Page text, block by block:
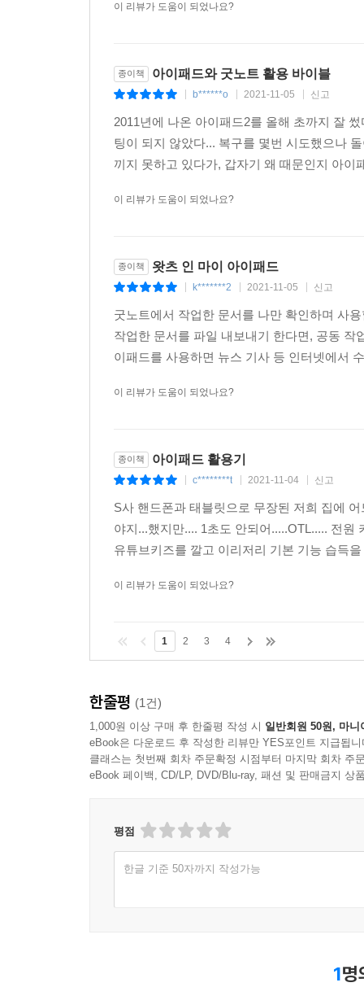
이 리뷰가 도움이 되었나요?
종이책 아이패드와 굿노트 활용 바이블
b******o 2021-11-05 신고
2011년에 나온 아이패드2를 올해 초까지 잘
팅이 되지 않았다... 복구를 몇번 시도했으나
끼지 못하고 있다가, 갑자기 왜 때문인지 아
이 리뷰가 도움이 되었나요?
종이책 왓츠 인 마이 아이패드
k*******2 2021-11-05 신고
굿노트에서 작업한 문서를 나만 확인하며 사
작업한 문서를 파일 내보내기 한다면, 공동
이패드를 사용하면 뉴스 기사 등 인터넷에서
이 리뷰가 도움이 되었나요?
종이책 아이패드 활용기
c********t 2021-11-04 신고
S사 핸드폰과 태블릿으로 무장된 저희 집에
야지...했지만.... 1초도 안되어.....OTL..... 전
유튜브키즈를 깔고 이리저리 기본 기능 습득
이 리뷰가 도움이 되었나요?
1 2 3 4
한줄평 (1건)
1,000원 이상 구매 후 한줄평 작성 시 일반회원 50원, 마니
eBook은 다운로드 후 작성한 리뷰만 YES포인트 지급됩니
클래스는 첫번째 회차 주문확정 시점부터 마지막 회차 주
eBook 페이백, CD/LP, DVD/Blu-ray, 패션 및 판매금지 상
평점
한글 기준 50자까지 작성가능
1명